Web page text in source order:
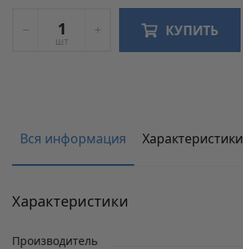
шт
КУПИТЬ
Вся информация Характеристики
Характеристики
Производитель